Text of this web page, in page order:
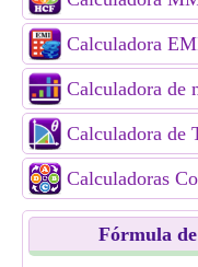
Calculadora
Calculadora de
Calculadora de
Calculadoras
Fórmula